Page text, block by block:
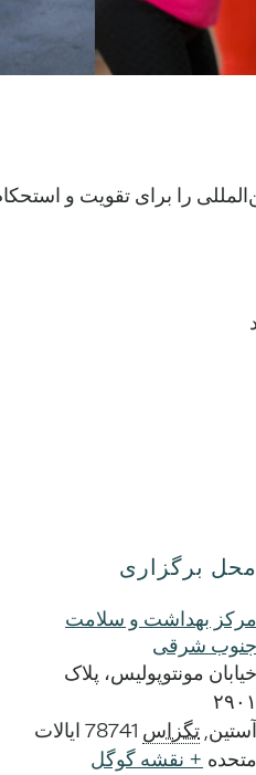
را برای تقویت و
محل برگزاری
مرکز بهداشت و سلامت
جنوب شرقی
خیابان مونتوپولیس، پلاک
۲۹۰۱
آستین تگزاس 78741 ایالات
متحده + نقشه گوگل